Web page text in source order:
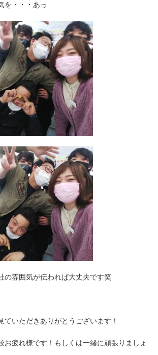
を・・・あっ
の雰囲気が伝われば大丈夫です笑
ていただきありがとうございます！
お疲れ様です！もしくは一緒に頑張りましょ